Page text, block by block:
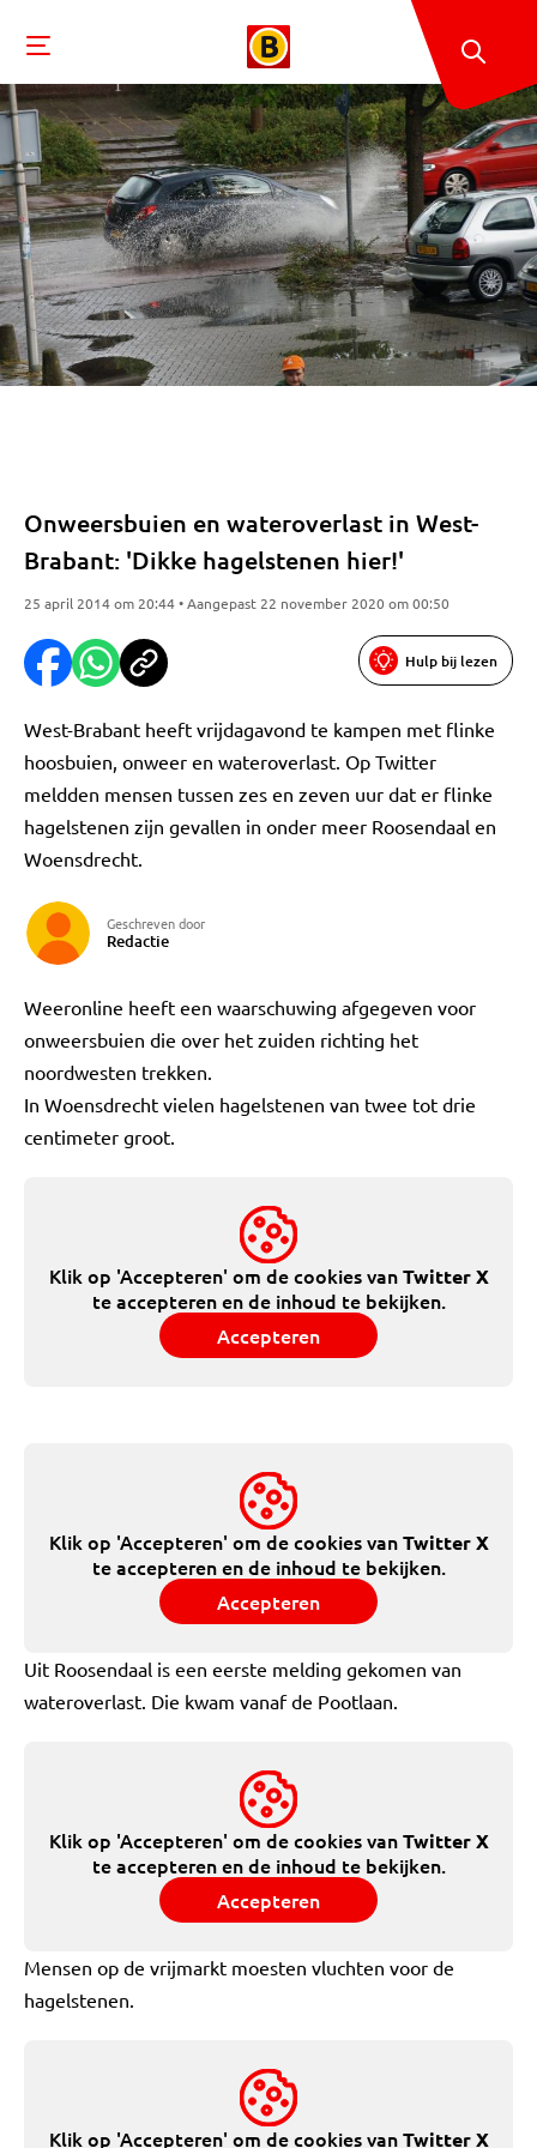
Onweersbuien en wateroverlast in West-
Brabant: 'Dikke hagelstenen hier!'
25 april 2014 om 20:44 • Aangepast 22 november 2020 om 00:50
Hulp bij lezen
West-Brabant heeft vrijdagavond te kampen met flinke
hoosbuien, onweer en wateroverlast. Op Twitter
meldden mensen tussen zes en zeven uur dat er flinke
hagelstenen zijn gevallen in onder meer Roosendaal en
Woensdrecht.
Geschreven door
Redactie
Weeronline heeft een waarschuwing afgegeven voor
onweersbuien die over het zuiden richting het
noordwesten trekken.
In Woensdrecht vielen hagelstenen van twee tot drie
centimeter groot.
Klik op 'Accepteren' om de cookies vanTwitter X
te accepteren en de inhoud te bekijken.
Accepteren
Klik op 'Accepteren' om de cookies vanTwitter X
te accepteren en de inhoud te bekijken.
Accepteren
Uit Roosendaal is een eerste melding gekomen van
wateroverlast. Die kwam vanaf de Pootlaan.
Klik op 'Accepteren' om de cookies vanTwitter X
te accepteren en de inhoud te bekijken.
Accepteren
Mensen op de vrijmarkt moesten vluchten voor de
hagelstenen.
Klik op 'Accepteren' om de cookies vanTwitter X